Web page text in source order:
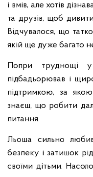
і вмів, але хотів
та друзів, щоб
Відчувалося, що
якій ще дуже багато
Попри труднощі
підбадьорював і
підтримкою, за
знаєш, що робити
питання.
Льоша сильно
безпеку і затишок
своїми дітьми.